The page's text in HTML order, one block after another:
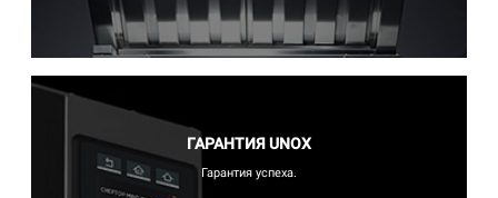
ГАРАНТИЯ UNOX
Гарантия успеха.